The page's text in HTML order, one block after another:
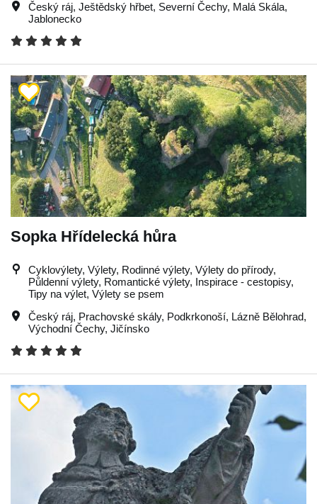
Český ráj, Ještědský hřbet, Severní Čechy, Malá Skála,
Jablonecko
Sopka Hřídelecká hůra
Cyklovýlety, Výlety, Rodinné výlety, Výlety do přírody,
Půldenní výlety, Romantické výlety, Inspirace - cestopisy,
Tipy na výlet, Výlety se psem
Český ráj, Prachovské skály, Podkrkonoší, Lázně Bělohrad,
Východní Čechy, Jičínsko